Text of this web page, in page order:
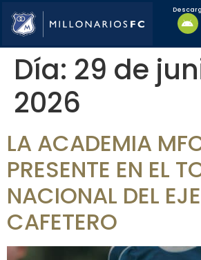
Día: 29 de
2026
LA ACADEMIA
PRESENTE EN EL
NACIONAL DEL EJE
CAFETERO